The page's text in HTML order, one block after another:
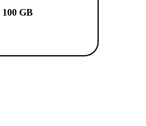
100 GB